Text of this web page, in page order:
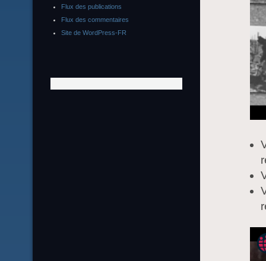
Flux des publications
Flux des commentaires
Site de WordPress-FR